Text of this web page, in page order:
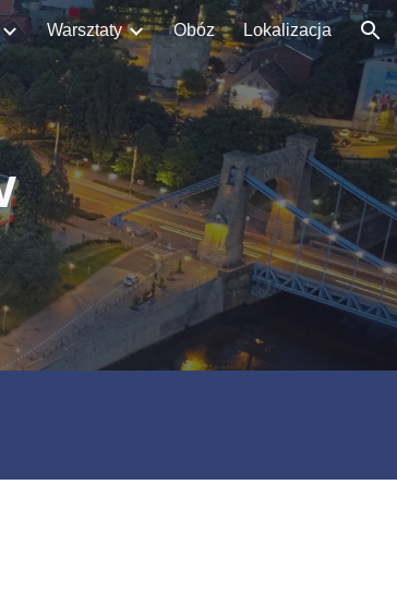
Warsztaty Obóz Lokalizacja